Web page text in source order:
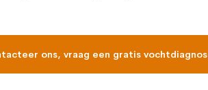
ons, vraag een gratis